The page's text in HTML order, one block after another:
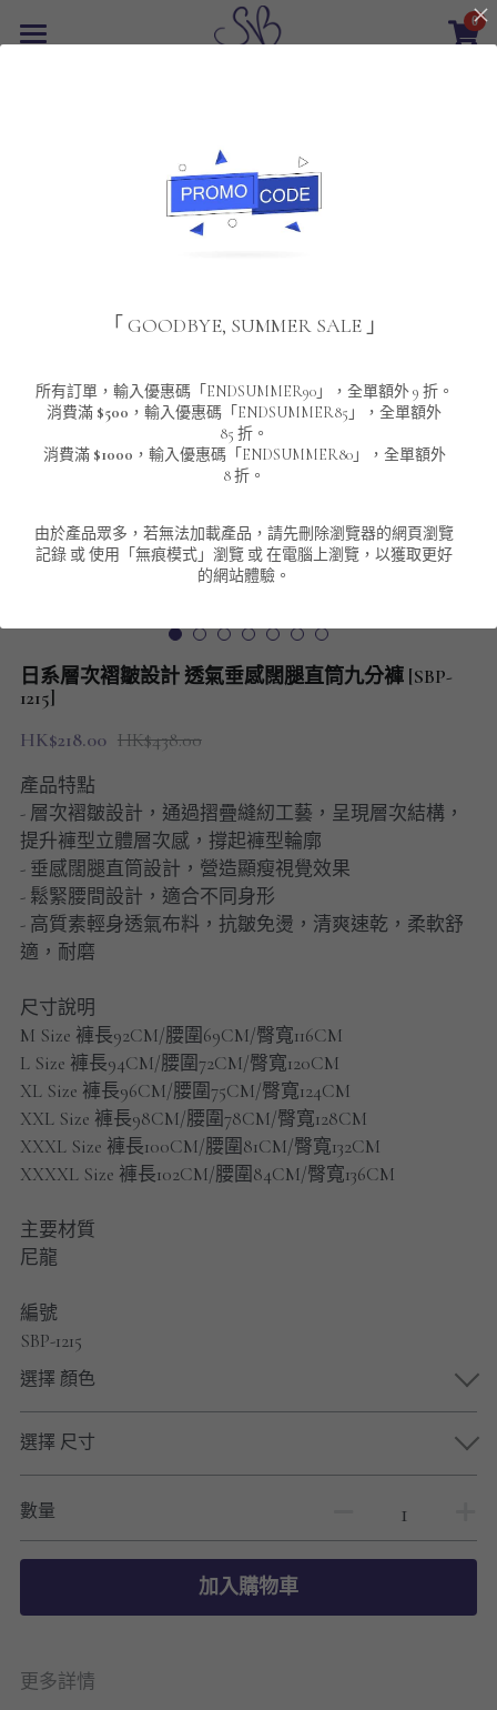
0
重磅純色長袖 T-SHIRT 系列
重磅純色短袖 T-SHIRT 系列
重磅純色 衛衣 系列
男裝恤衫
長袖恤衫
男裝 T-Shirt
長袖 T-SHIRT
短袖 POLO T-Shirt
針織外套
棒球外套
夾棉外套
男裝衛衣
連帽衛衣
九分褲
短褲
頸鏈及鏈墜
包袋
About Us
搜索
日系層次褶皺設計 透氣垂感闊腿直筒九分褲 [SBP-
1215]
HK$218.00 HK$438.00
產品特點
- 層次褶皺設計，通過摺疊縫紉工藝，呈現層次結構，
提升褲型立體層次感，撐起褲型輪廓
- 垂感闊腿直筒設計，營造顯瘦視覺效果
- 鬆緊腰間設計，適合不同身形
- 高質素輕身透氣布料，抗皺免燙，清爽速乾，柔軟舒
適，耐磨
尺寸說明
M Size 褲長92CM/腰圍69CM/臀寬116CM
L Size 褲長94CM/腰圍72CM/臀寬120CM
XL Size 褲長96CM/腰圍75CM/臀寬124CM
XXL Size 褲長98CM/腰圍78CM/臀寬128CM
XXXL Size 褲長100CM/腰圍81CM/臀寬132CM
XXXXL Size 褲長102CM/腰圍84CM/臀寬136CM
主要材質
尼龍
編號
SBP-1215
選擇 顏色
選擇 尺寸
數量
加入購物車
更多詳情
×
商品分類
重磅純色 短袖T-Shirt 系列
圓領衛衣
連帽衛衣
針織外套
頸鏈
男裝長袖T-SHIRT
HOT ITEMS
NEW ARRIVALS
男裝長褲
男士短褲
男裝九分褲
男裝外套
男裝短袖 T-SHIRT
重磅純色 長袖T-Shirt 系列
男士短袖恤衫
男裝
「 GOODBYE, SUMMER SALE 」
所有訂單，輸入優惠碼「ENDSUMMER90」，全單額外 9 折。
消費滿 $500 ，輸入優惠碼「ENDSUMMER85」，全單額外
85 折。
消費滿 $1000 ，輸入優惠碼「ENDSUMMER80」，全單額外
8 折。
由於產品眾多，若無法加載產品，請先刪除瀏覽器的網頁瀏覽
記錄 或 使用「無痕模式」瀏覽 或 在電腦上瀏覽，以獲取更好
的網站體驗。